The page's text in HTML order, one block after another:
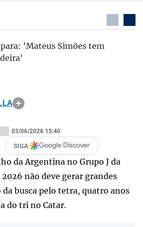
'Mateus Simões tem
03/06/2026 15:40
SIGA
da Argentina no Grupo J da
não deve gerar grandes
busca pelo tetra, quatro anos
do tri no Catar.